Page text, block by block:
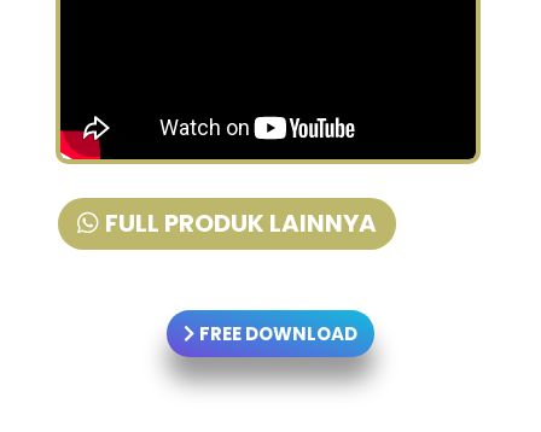
FULL PRODUK LAINNYA
FREE DOWNLOAD